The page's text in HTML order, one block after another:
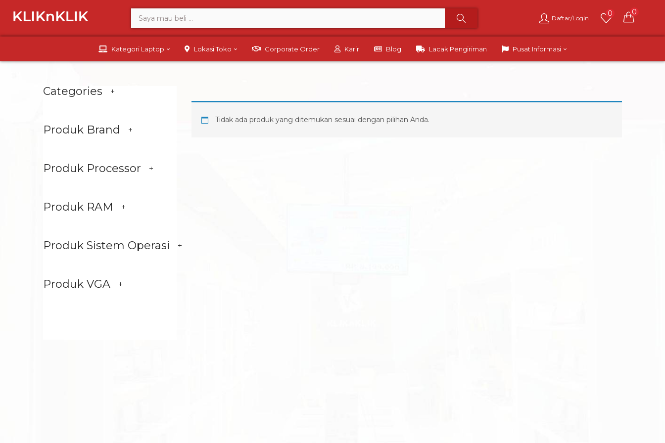
Daftar/Login
0 0
Kategori Laptop Lokasi Toko Corporate Order Karir Blog Lacak Pengiriman Pusat Informasi
Categories
Produk Brand
Produk Processor
Produk RAM
Produk Sistem Operasi
Produk VGA
Tidak ada produk yang ditemukan sesuai dengan pilihan Anda.